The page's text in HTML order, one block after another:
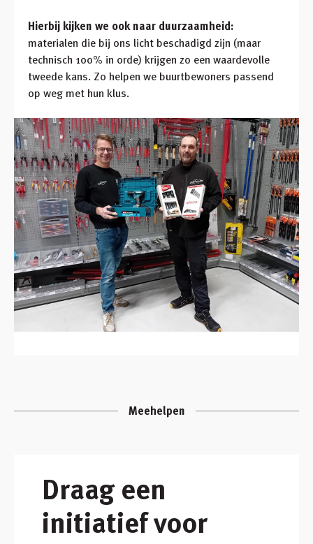
Hierbij kijken we ook naar duurzaamheid:
materialen die bij ons licht beschadigd zijn (maar
technisch 100% in orde) krijgen zo een waardevolle
tweede kans. Zo helpen we buurtbewoners passend
op weg met hun klus.
Meehelpen
Draag een
initiatief voor